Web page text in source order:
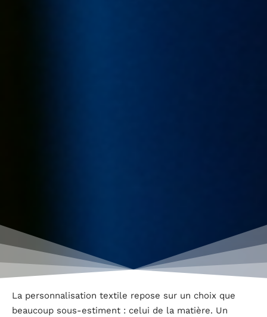
La personnalisation textile repose sur un choix que
beaucoup sous-estiment : celui de la matière. Un